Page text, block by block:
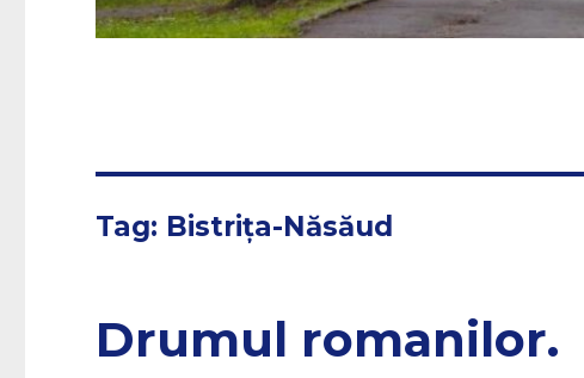
Tag: Bistrița-Năsăud
Drumul romanilor.